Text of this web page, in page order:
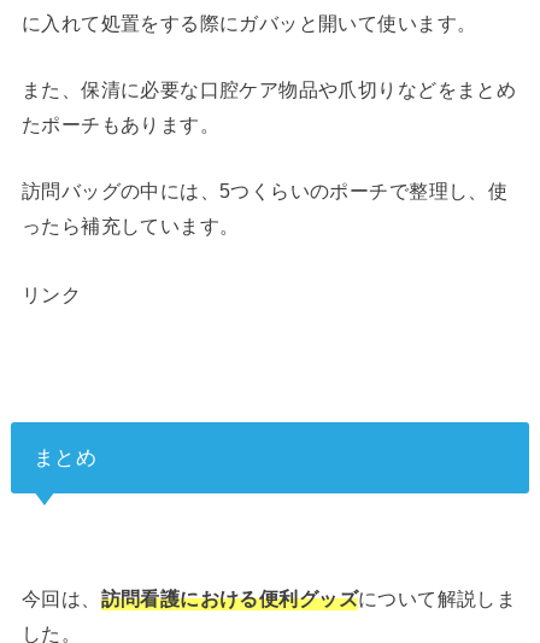
に入れて処置をする際にガバッと開いて使います。
また、保清に必要な口腔ケア物品や爪切りなどをまとめ
たポーチもあります。
訪問バッグの中には、5つくらいのポーチで整理し、使
ったら補充しています。
リンク
まとめ
今回は、 訪問看護における便利グッズについて解説しま
した。